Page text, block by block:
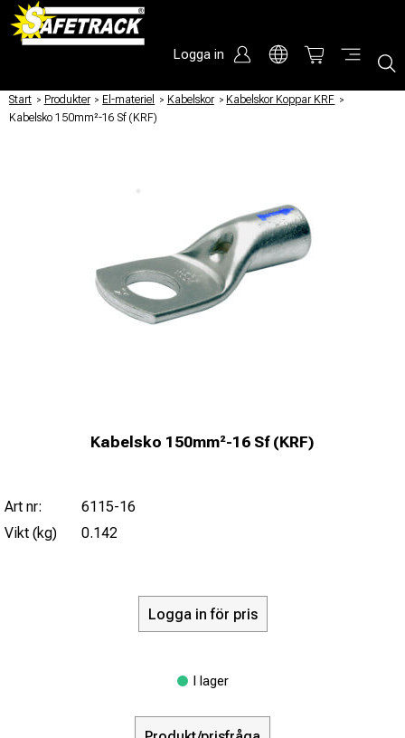
Logga in
Start / Produkter / El-materiel / Kabelskor / Kabelskor Koppar KRF /
Kabelsko 150mm²-16 Sf (KRF)
Kabelsko 150mm²-16 Sf (KRF)
Art nr:
6115-16
Vikt (kg)
0.142
Logga in för pris
I lager